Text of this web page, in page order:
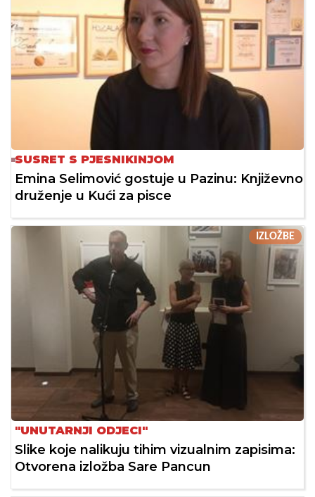
SUSRET S PJESNIKINJOM
Emina Selimović gostuje u Pazinu: Književno
druženje u Kući za pisce
IZLOŽBE
"UNUTARNJI ODJECI"
Slike koje nalikuju tihim vizualnim zapisima:
Otvorena izložba Sare Pancun